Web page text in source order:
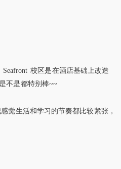
校区是在酒店基础上改造
不是都特别棒~~
觉生活和学习的节奏都比较紧张，